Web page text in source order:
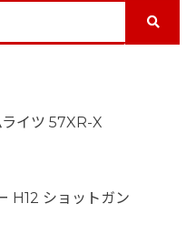
イツ 57XR-X
H12 ショットガン